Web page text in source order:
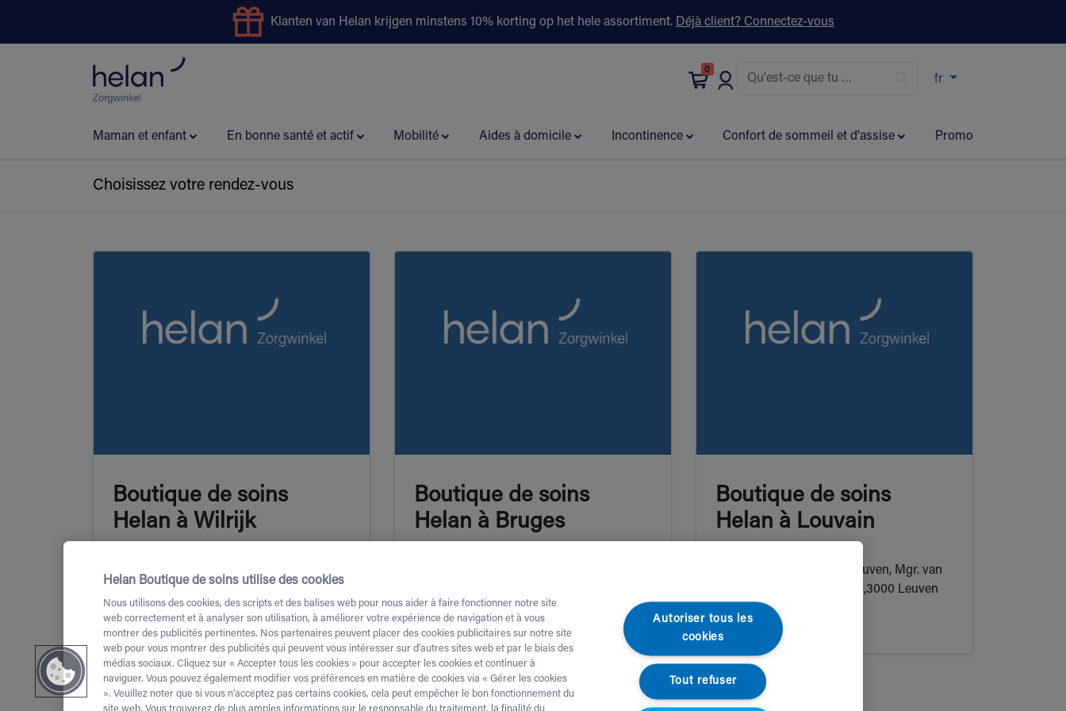
Klanten van Helan krijgen minstens 10% korting op het hele assortiment. Déjà client? Connectez-vous
Conseils & partenaires ▾
0
fr
Maman et enfant En bonne santé et actif Mobilité Aides à domicile Incontinence Confort de sommeil et d'assise Promo
Choisissez votre rendez-vous
Boutique de soins
Helan à Wilrijk
Boomsesteenweg 5,2610 Wilrijk
Boutique de soins
Helan à Bruges
Boutique de soins
Helan à Louvain
Helan Zorgwinkel Leuven, Mgr. van
Waeyenberghlaan 48,3000 Leuven
Helan Boutique de soins utilise des cookies
Nous utilisons des cookies, des scripts et des balises web pour nous aider à faire fonctionner notre site
web correctement et à analyser son utilisation, à améliorer votre expérience de navigation et à vous
montrer des publicités pertinentes. Nos partenaires peuvent placer des cookies publicitaires sur notre site
web pour vous montrer des publicités qui peuvent vous intéresser sur d'autres sites web et par le biais des
médias sociaux. Cliquez sur « Accepter tous les cookies » pour accepter les cookies et continuer à
naviguer. Vous pouvez également modifier vos préférences en matière de cookies via « Gérer les cookies
». Veuillez noter que si vous n'acceptez pas certains cookies, cela peut empêcher le bon fonctionnement du
Autoriser tous les
cookies
Tout refuser